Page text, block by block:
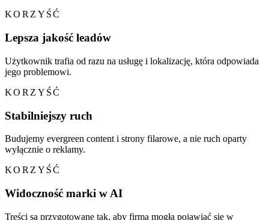
KORZYŚĆ
Lepsza jakość leadów
Użytkownik trafia od razu na usługę i lokalizację, która odpowiada
jego problemowi.
KORZYŚĆ
Stabilniejszy ruch
Budujemy evergreen content i strony filarowe, a nie ruch oparty
wyłącznie o reklamy.
KORZYŚĆ
Widoczność marki w AI
Treści są przygotowane tak, aby firma mogła pojawiać się w